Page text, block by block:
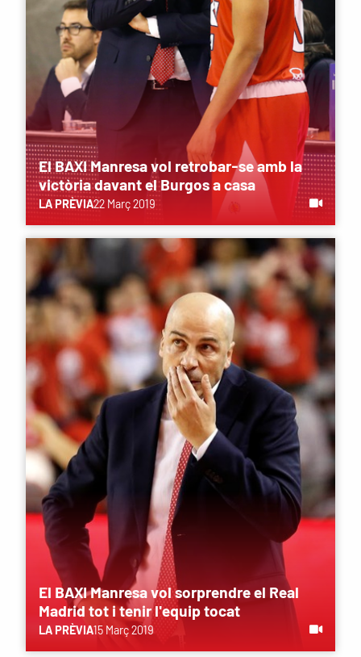
El BAXI Manresa vol retrobar-se amb la
victòria davant el Burgos a casa
LA PRÈVIA22 Març 2019
El BAXI Manresa vol sorprendre el Real
Madrid tot i tenir l'equip tocat
LA PRÈVIA15 Març 2019